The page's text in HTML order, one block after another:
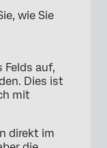
wie Sie
Felds auf,
Dies ist
mit
direkt im